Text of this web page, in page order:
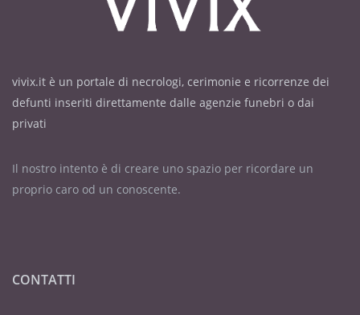
vivix.it è un portale di necrologi, cerimonie e ricorrenze dei
defunti inseriti direttamente dalle agenzie funebri o dai
privati
Il nostro intento è di creare uno spazio per ricordare un
proprio caro od un conoscente.
CONTATTI